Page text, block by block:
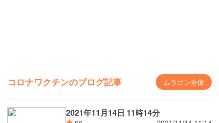
コロナワクチンのブログ記事 ムラゴン全体
2021年11月14日 11時14分